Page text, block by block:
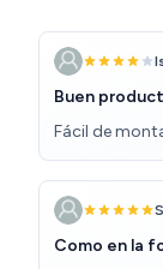
Buen
Fácil de
Como en la